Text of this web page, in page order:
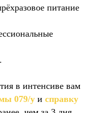
питание
в интенсиве вам
079/у и справку